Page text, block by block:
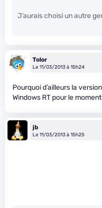
J’aurais choisi un autre
Tolor
Le 11/03/2013 à 15h24
Pourquoi d’ailleurs la
Windows RT pour le
jb
Le 11/03/2013 à 15h25